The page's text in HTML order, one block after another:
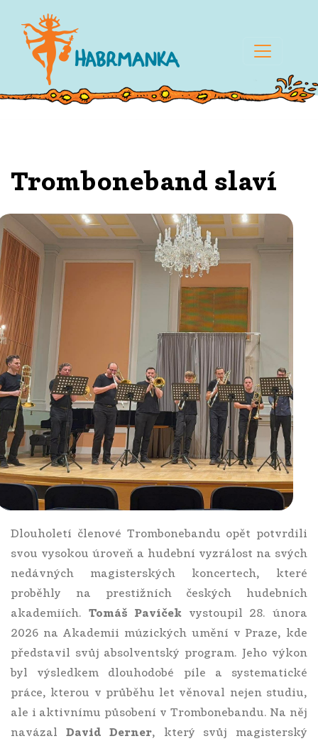
Tromboneband slaví
Dlouholetí členové Trombonebandu opět potvrdili
svou vysokou úroveň a hudební vyzrálost na svých
nedávných magisterských koncertech, které
proběhly na prestižních českých hudebních
akademiích. Tomáš Pavíček vystoupil 28. února
2026 na Akademii múzických umění v Praze, kde
představil svůj absolventský program. Jeho výkon
byl výsledkem dlouhodobé píle a systematické
práce, kterou v průběhu let věnoval nejen studiu,
ale i aktivnímu působení v Trombonebandu. Na něj
navázal David Derner, který svůj magisterský